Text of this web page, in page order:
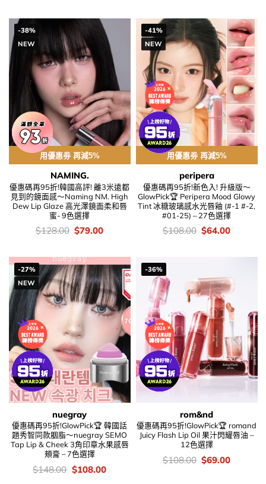
$158.00.
-38%
NEW
用優惠劵 再減5%
NAMING.
優惠碼再95折!韓國高評! 離3米遠都
見到的鏡面感～Naming NM. High
Dew Lip Glaze 高光澤鏡面柔和唇
蜜- 9色選擇
價
錢：
$128.00 Original
price
$128.00.
$79.00Current
$79.00.
-41%
NEW
用優惠劵 再減5%
peripera
優惠碼再95折!新色入! 升級版～
GlowPick🏆 Peripera Mood Glowy
Tint 冰糖玻璃感水光唇釉 (#-1 #-2,
#01-25) – 27色選擇
價
錢：
$108.00 Original
price
$64.00Current
$64.00.
-27%
NEW
nuegray
優惠碼再95折!GlowPick🏆 韓國話
題秀智同款胭脂～nuegray SEMO
Tap Lip & Cheek 3角印章水果感唇
頰膏 – 7色選擇
價
錢：
$148.00 Original
price
$108.00Current
-36%
rom&nd
優惠碼再95折!GlowPick🏆 romand
Juicy Flash Lip Oil 果汁閃耀唇油 –
12色選擇
價
錢：
$108.00 Original
price
$69.00Current